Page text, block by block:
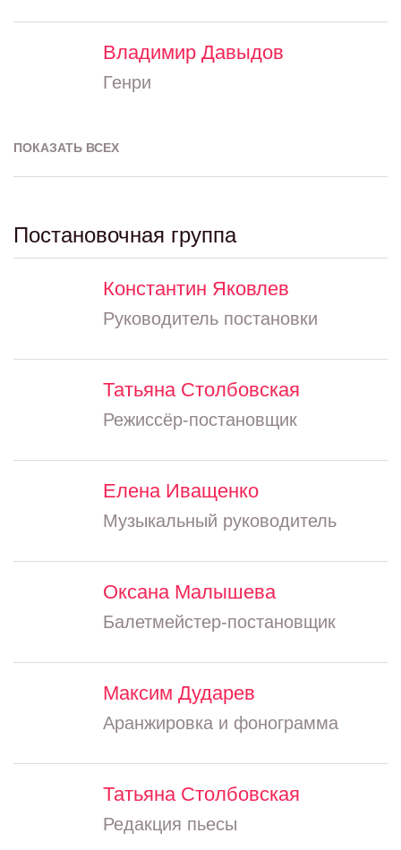
Владимир Давыдов
Генри
ПОКАЗАТЬ ВСЕХ
Постановочная группа
Константин Яковлев
Руководитель постановки
Татьяна Столбовская
Режиссёр-постановщик
Елена Иващенко
Музыкальный руководитель
Оксана Малышева
Балетмейстер-постановщик
Максим Дударев
Аранжировка и фонограмма
Татьяна Столбовская
Редакция пьесы